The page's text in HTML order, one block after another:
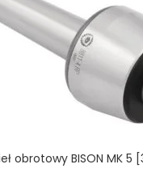
PRZEMYSŁOWE LED
FREZAREK OPTIMUM
PIŁ TARCZOWYCH
PIŁ TAŚMOWYCH OPTIMUM
STOŁÓW OBROTOWYCH
STOŁÓW ROLKOWYCH
TOKAREK OPTIMUM
obrotowy BISON MK 5